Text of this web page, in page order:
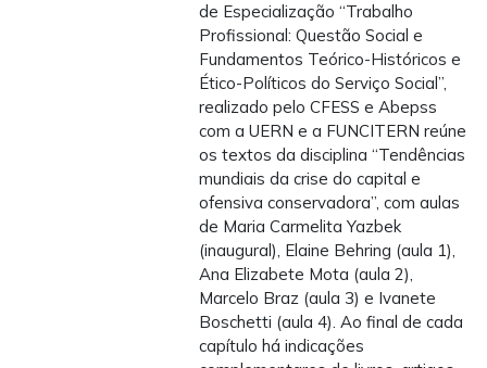
de Especialização “Trabalho
Profissional: Questão Social e
Fundamentos Teórico-Históricos e
Ético-Políticos do Serviço Social”,
realizado pelo CFESS e Abepss
com a UERN e a FUNCITERN reúne
os textos da disciplina “Tendências
mundiais da crise do capital e
ofensiva conservadora”, com aulas
de Maria Carmelita Yazbek
(inaugural), Elaine Behring (aula 1),
Ana Elizabete Mota (aula 2),
Marcelo Braz (aula 3) e Ivanete
Boschetti (aula 4). Ao final de cada
capítulo há indicações